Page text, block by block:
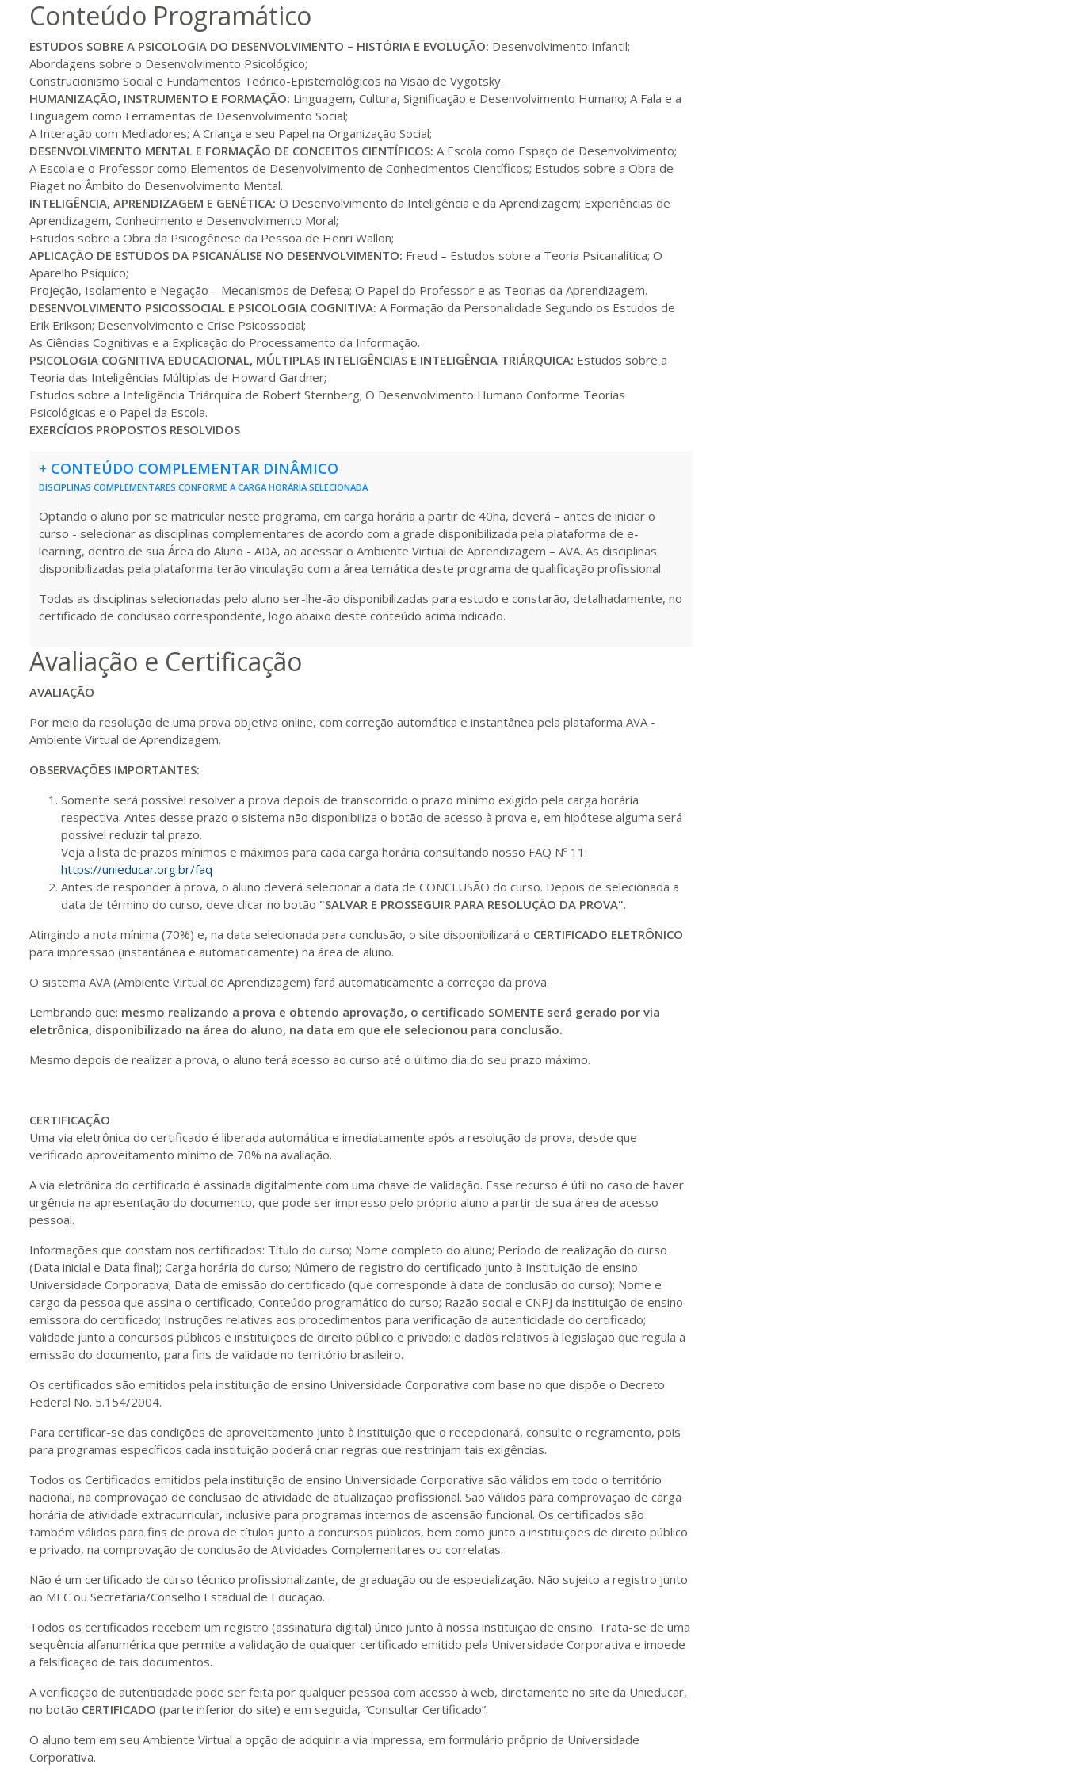
90dias
Matricular
220 H 28 dias 90dias Visualizar Visualizar
ELETRÔNICO
Matricular
240 H 30dias 90 dias Visualizar Visualizar
ELETRÔNICO
R$ 1.189,66
Matricular
260 H 33dias 90dias
R$ 1.288,78
280 H 35dias
Matricular
300 H 38dias 120dias Visualizar
320 H 40dias 120dias Visualizar Visualizar
ELETRÔNICO
R$ 1.586,20
340 H 43dias 120dias
360 H 45 dias 120 Visualizar Visualizar
R$ 1.784,48
Matricular
R$ 1.883,61
Matricular
400 H 50dias dias
Matricular
440 H 55dias 150
Conteúdo Programático
ESTUDOS SOBRE A PSICOLOGIA DO DESENVOLVIMENTO – HISTÓRIA E EVOLUÇÃO: Desenvolvimento Infantil;
Abordagens sobre o Desenvolvimento Psicológico;
Construcionismo Social e Fundamentos Teórico-Epistemológicos na Visão de Vygotsky.
HUMANIZAÇÃO, INSTRUMENTO E FORMAÇÃO: Linguagem, Cultura, Significação e Desenvolvimento Humano; A Fala e a
Linguagem como Ferramentas de Desenvolvimento Social;
A Interação com Mediadores; A Criança e seu Papel na Organização Social;
DESENVOLVIMENTO MENTAL E FORMAÇÃO DE CONCEITOS CIENTÍFICOS: A Escola como Espaço de Desenvolvimento;
A Escola e o Professor como Elementos de Desenvolvimento de Conhecimentos Científicos; Estudos sobre a Obra de
Piaget no Âmbito do Desenvolvimento Mental.
INTELIGÊNCIA, APRENDIZAGEM E GENÉTICA: O Desenvolvimento da Inteligência e da Aprendizagem; Experiências de
Aprendizagem, Conhecimento e Desenvolvimento Moral;
Estudos sobre a Obra da Psicogênese da Pessoa de Henri Wallon;
APLICAÇÃO DE ESTUDOS DA PSICANÁLISE NO DESENVOLVIMENTO: Freud – Estudos sobre a Teoria Psicanalítica; O
Aparelho Psíquico;
Projeção, Isolamento e Negação – Mecanismos de Defesa; O Papel do Professor e as Teorias da Aprendizagem.
DESENVOLVIMENTO PSICOSSOCIAL E PSICOLOGIA COGNITIVA: A Formação da Personalidade Segundo os Estudos de
Erik Erikson; Desenvolvimento e Crise Psicossocial;
As Ciências Cognitivas e a Explicação do Processamento da Informação.
PSICOLOGIA COGNITIVA EDUCACIONAL, MÚLTIPLAS INTELIGÊNCIAS E INTELIGÊNCIA TRIÁRQUICA: Estudos sobre a
Teoria das Inteligências Múltiplas de Howard Gardner;
Estudos sobre a Inteligência Triárquica de Robert Sternberg; O Desenvolvimento Humano Conforme Teorias
Psicológicas e o Papel da Escola.
EXERCÍCIOS PROPOSTOS RESOLVIDOS
+ CONTEÚDO COMPLEMENTAR DINÂMICO
DISCIPLINAS COMPLEMENTARES CONFORME A CARGA HORÁRIA SELECIONADA
Optando o aluno por se matricular neste programa, em carga horária a partir de 40ha, deverá – antes de iniciar o
curso - selecionar as disciplinas complementares de acordo com a grade disponibilizada pela plataforma de e-
learning, dentro de sua Área do Aluno - ADA, ao acessar o Ambiente Virtual de Aprendizagem – AVA. As disciplinas
disponibilizadas pela plataforma terão vinculação com a área temática deste programa de qualificação profissional.
Todas as disciplinas selecionadas pelo aluno ser-lhe-ão disponibilizadas para estudo e constarão, detalhadamente, no
certificado de conclusão correspondente, logo abaixo deste conteúdo acima indicado.
Avaliação e Certificação
AVALIAÇÃO
Por meio da resolução de uma prova objetiva online, com correção automática e instantânea pela plataforma AVA -
Ambiente Virtual de Aprendizagem.
OBSERVAÇÕES IMPORTANTES:
Somente será possível resolver a prova depois de transcorrido o prazo mínimo exigido pela carga horária
respectiva. Antes desse prazo o sistema não disponibiliza o botão de acesso à prova e, em hipótese alguma será
possível reduzir tal prazo.
Veja a lista de prazos mínimos e máximos para cada carga horária consultando nosso FAQ Nº 11:
https://unieducar.org.br/faq
Antes de responder à prova, o aluno deverá selecionar a data de CONCLUSÃO do curso. Depois de selecionada a
data de término do curso, deve clicar no botão "SALVAR E PROSSEGUIR PARA RESOLUÇÃO DA PROVA".
Atingindo a nota mínima (70%) e, na data selecionada para conclusão, o site disponibilizará o CERTIFICADO ELETRÔNICO
para impressão (instantânea e automaticamente) na área de aluno.
O sistema AVA (Ambiente Virtual de Aprendizagem) fará automaticamente a correção da prova.
Lembrando que: mesmo realizando a prova e obtendo aprovação, o certificado SOMENTE será gerado por via
eletrônica, disponibilizado na área do aluno, na data em que ele selecionou para conclusão.
Mesmo depois de realizar a prova, o aluno terá acesso ao curso até o último dia do seu prazo máximo.
CERTIFICAÇÃO
Uma via eletrônica do certificado é liberada automática e imediatamente após a resolução da prova, desde que
verificado aproveitamento mínimo de 70% na avaliação.
A via eletrônica do certificado é assinada digitalmente com uma chave de validação. Esse recurso é útil no caso de haver
urgência na apresentação do documento, que pode ser impresso pelo próprio aluno a partir de sua área de acesso
pessoal.
Informações que constam nos certificados: Título do curso; Nome completo do aluno; Período de realização do curso
(Data inicial e Data final); Carga horária do curso; Número de registro do certificado junto à Instituição de ensino
Universidade Corporativa; Data de emissão do certificado (que corresponde à data de conclusão do curso); Nome e
cargo da pessoa que assina o certificado; Conteúdo programático do curso; Razão social e CNPJ da instituição de ensino
emissora do certificado; Instruções relativas aos procedimentos para verificação da autenticidade do certificado;
validade junto a concursos públicos e instituições de direito público e privado; e dados relativos à legislação que regula a
emissão do documento, para fins de validade no território brasileiro.
Os certificados são emitidos pela instituição de ensino Universidade Corporativa com base no que dispõe o Decreto
Federal No. 5.154/2004.
Para certificar-se das condições de aproveitamento junto à instituição que o recepcionará, consulte o regramento, pois
para programas específicos cada instituição poderá criar regras que restrinjam tais exigências.
Todos os Certificados emitidos pela instituição de ensino Universidade Corporativa são válidos em todo o território
nacional, na comprovação de conclusão de atividade de atualização profissional. São válidos para comprovação de carga
horária de atividade extracurricular, inclusive para programas internos de ascensão funcional. Os certificados são
também válidos para fins de prova de títulos junto a concursos públicos, bem como junto a instituições de direito público
e privado, na comprovação de conclusão de Atividades Complementares ou correlatas.
Não é um certificado de curso técnico profissionalizante, de graduação ou de especialização. Não sujeito a registro junto
ao MEC ou Secretaria/Conselho Estadual de Educação.
Todos os certificados recebem um registro (assinatura digital) único junto à nossa instituição de ensino. Trata-se de uma
sequência alfanumérica que permite a validação de qualquer certificado emitido pela Universidade Corporativa e impede
a falsificação de tais documentos.
A verificação de autenticidade pode ser feita por qualquer pessoa com acesso à web, diretamente no site da Unieducar,
no botão CERTIFICADO (parte inferior do site) e em seguida, “Consultar Certificado”.
O aluno tem em seu Ambiente Virtual a opção de adquirir a via impressa, em formulário próprio da Universidade
Corporativa.